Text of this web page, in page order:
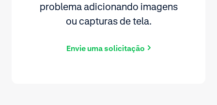
problema adicionando imagens
ou capturas de tela.
Envie uma solicitação